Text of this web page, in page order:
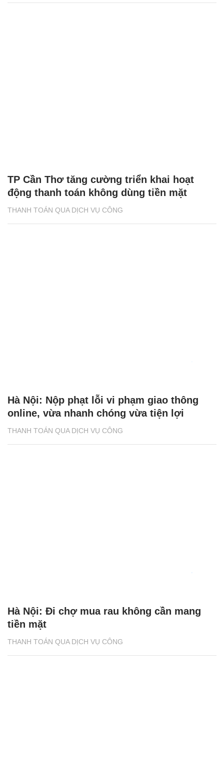
THANH TOÁN QUA DỊCH VỤ CÔNG
TP Cần Thơ tăng cường triển khai hoạt
động thanh toán không dùng tiền mặt
THANH TOÁN QUA DỊCH VỤ CÔNG
Hà Nội: Nộp phạt lỗi vi phạm giao thông
online, vừa nhanh chóng vừa tiện lợi
THANH TOÁN QUA DỊCH VỤ CÔNG
Hà Nội: Đi chợ mua rau không cần mang
tiền mặt